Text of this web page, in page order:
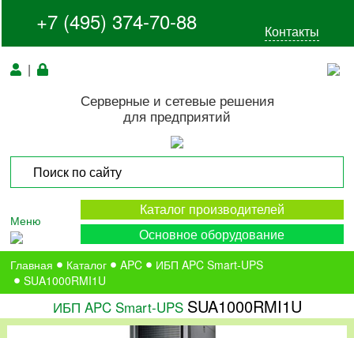
+7 (495) 374-70-88 Контакты
|
Серверные и сетевые решения
для предприятий
Меню
Каталог производителей
Основное оборудование
Главная Каталог APC
ИБП APC Smart-UPS
SUA1000RMI1U
ИБП APC Smart-UPS SUA1000RMI1U